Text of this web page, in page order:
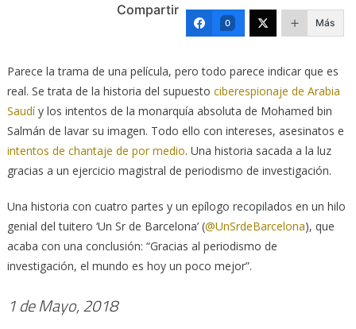
Compartir
0 Más
Parece la trama de una película, pero todo parece indicar que es
real. Se trata de la historia del supuesto ciberespionaje de Arabia
Saudíy los intentos de la monarquía absoluta de Mohamed bin
Salmán de lavar su imagen. Todo ello con intereses, asesinatos e
intentos de chantaje de por medio. Una historia sacada a la luz
gracias a un ejercicio magistral de periodismo de investigación.
Una historia con cuatro partes y un epílogo recopilados en un hilo
genial del tuitero ‘Un Sr de Barcelona’ (@UnSrdeBarcelona), que
acaba con una conclusión: “Gracias al periodismo de
investigación, el mundo es hoy un poco mejor”.
1 de Mayo, 2018